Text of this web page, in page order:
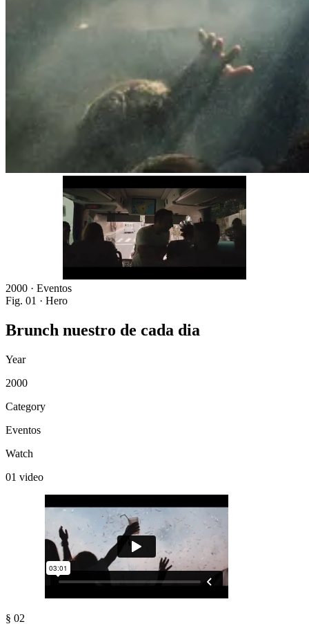
2000 · Eventos
Fig. 01 · Hero
Brunch nuestro de cada dia
Year
2000
Category
Eventos
Watch
01 video
§ 02